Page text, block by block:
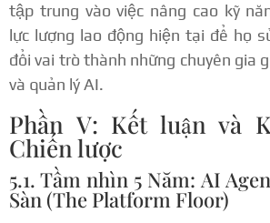
tập trung vào việc nâng cao kỹ
lực lượng lao động hiện tại để họ
đổi vai trò thành những chuyên gia
và quản lý AI.
Phần V: Kết luận và
Chiến lược
5.1. Tầm nhìn 5 Năm: AI
Sàn (The Platform Floor)